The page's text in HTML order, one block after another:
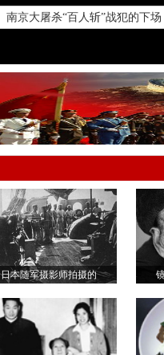
南京大屠杀“百人斩”战犯的下
日本随军摄影师拍摄的